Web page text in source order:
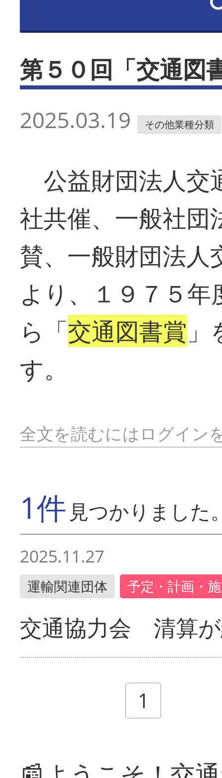
第５０回「交通図
2025.03.19 その他業種分類
公益財団法人交
社共催、一般社団
賛、一般財団法人
より、１９７５
ら「交通図書賞
す。
全文を読むにはログイン
1件 見つかりました
2025.11.27
運輸関連団体 予定・計画・
交通協力会 清算
1